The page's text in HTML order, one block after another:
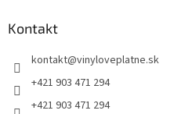
Kontakt
kontakt@vinyloveplatne.sk
+421 903 471 294
+421 903 471 294